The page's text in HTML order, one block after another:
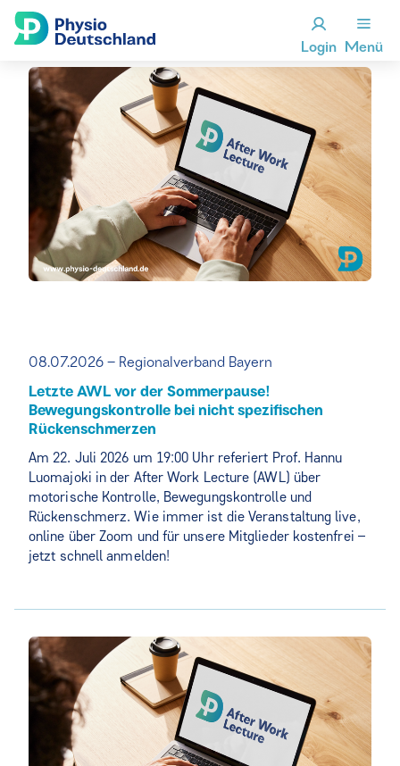
Login Menü
08.07.2026 – Regionalverband Bayern
Letzte AWL vor der Sommerpause!
Bewegungskontrolle bei nicht spezifischen
Rückenschmerzen
Am 22. Juli 2026 um 19:00 Uhr referiert Prof. Hannu
Luomajoki in der After Work Lecture (AWL) über
motorische Kontrolle, Bewegungskontrolle und
Rückenschmerz. Wie immer ist die Veranstaltung live,
online über Zoom und für unsere Mitglieder kostenfrei –
jetzt schnell anmelden!